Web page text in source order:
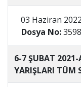
03 Haziran 2022
Dosya No:3598
6-7 ŞUBAT
YARIŞLARI TÜM